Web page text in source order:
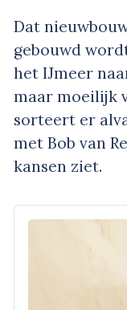
Dat
gebouwd
het IJmeer
maar moeilijk
sorteert er
met Bob van
kansen ziet.